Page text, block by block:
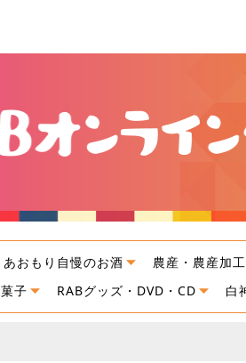
あおもり自慢のお酒 農産・農産加
子 RABグッズ・DVD・CD 白